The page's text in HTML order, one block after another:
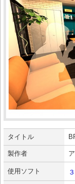
タイトル
製作者
使用ソフト